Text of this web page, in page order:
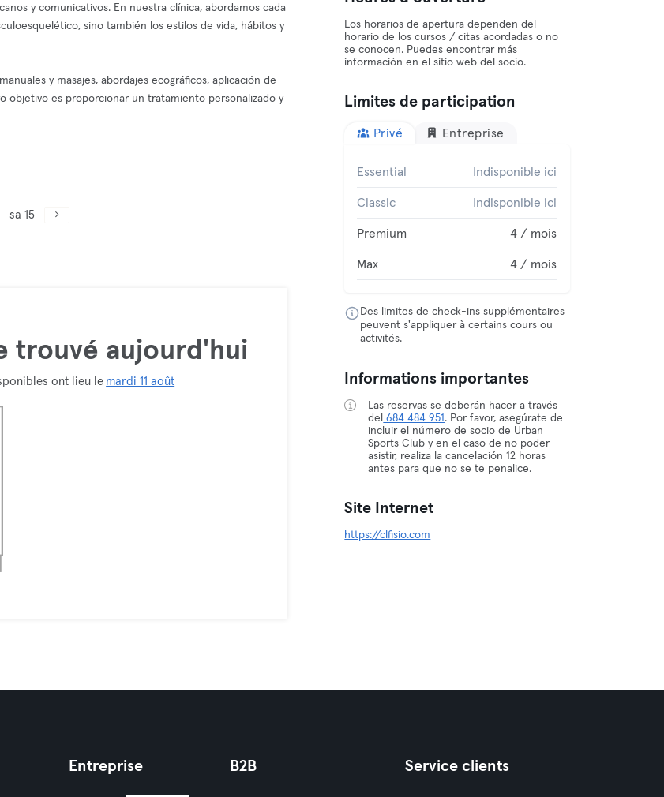
y comunicativos. En nuestra clínica, abordamos cada
sino también los estilos de vida, hábitos y
y masajes, abordajes ecográficos, aplicación de
objetivo es proporcionar un tratamiento personalizado y
sa 15
trouvé aujourd'hui
ont lieu le mardi 11 août
Los horarios de apertura dependen del
horario de los cursos / citas acordadas o no
se conocen. Puedes encontrar más
información en el sitio web del socio.
Limites de participation
Privé Entreprise
Essential Indisponible ici
Classic Indisponible ici
Premium 4 / mois
Max 4 / mois
Des limites de check-ins supplémentaires
peuvent s'appliquer à certains cours ou
activités.
Informations importantes
Las reservas se deberán hacer a través
del 684 484 951 . Por favor, asegúrate de
incluir el número de socio de Urban
Sports Club y en el caso de no poder
asistir, realiza la cancelación 12 horas
antes para que no se te penalice.
Site Internet
https://clfisio.com
Entreprise B2B Service clients